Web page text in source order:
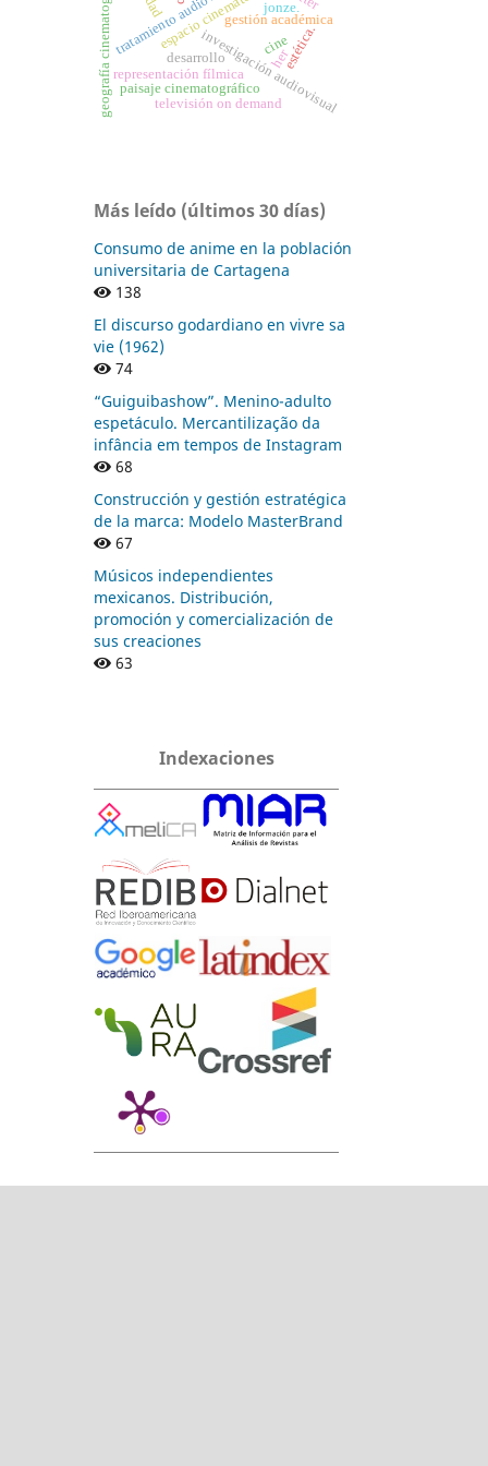
cine
gestión académica
representación fílmica
estética.
investigación audiovisual
desarrollo
geografía cinematográfica paisaje cinematográfico
her
televisión on demand
jonze.
Más leído (últimos 30 días)
Consumo de anime en la población
universitaria de Cartagena
138
El discurso godardiano en vivre sa
vie (1962)
74
“Guiguibashow”. Menino-adulto
espetáculo. Mercantilização da
infância em tempos de Instagram
68
Construcción y gestión estratégica
de la marca: Modelo MasterBrand
67
Músicos independientes
mexicanos. Distribución,
promoción y comercialización de
sus creaciones
63
Indexaciones